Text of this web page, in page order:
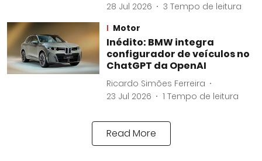
28 Jul 2026
3 Tempo de leitura
Motor
Inédito: BMW integra
configurador de veículos no
ChatGPT da OpenAI
Ricardo Simões Ferreira
23 Jul 2026
1 Tempo de leitura
Read More